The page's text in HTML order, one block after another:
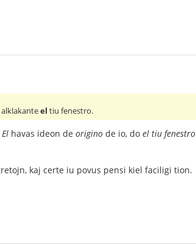
alklakanteel tiu fenestro.
El havas ideon de origino de io, do el tiu fenestro
kaj certe iu povus pensi kiel faciligi tion.